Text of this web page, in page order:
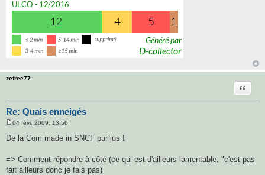
zefree77
Re: Quais enneigés
s
e
04 févr. 2009, 13:56
De la Com made in SNCF pur jus !
=> Comment répondre à côté (ce qui est d'ailleurs lamentable, "c'est pas
fait ailleurs donc je fais pas)